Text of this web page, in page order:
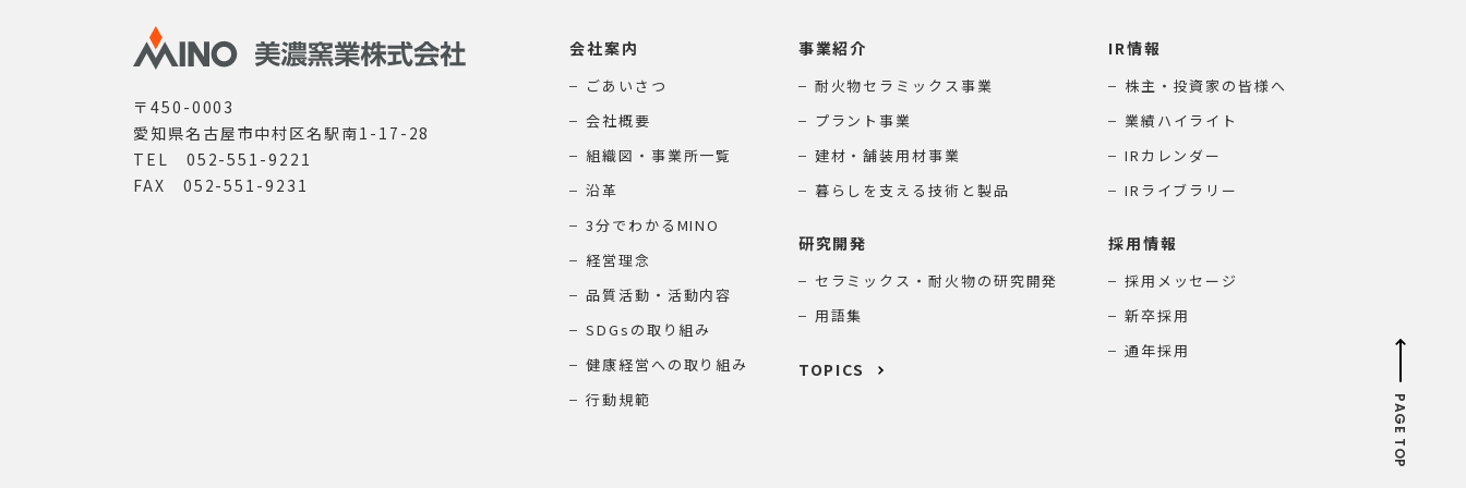
PAGE TOP
〒450-0003
愛知県名古屋市中村区名駅南1-17-28
TEL 052-551-9221
FAX 052-551-9231
会社案内
ごあいさつ
会社概要
組織図・事業所一覧
沿革
3分でわかるMINO
経営理念
品質活動・活動内容
SDGsの取り組み
健康経営への取り組み
行動規範
事業紹介
耐火物セラミックス事業
プラント事業
建材・舗装用材事業
暮らしを支える技術と製品
研究開発
セラミックス・耐火物の研究開発
用語集
TOPICS
IR情報
株主・投資家の皆様へ
業績ハイライト
IRカレンダー
IRライブラリー
採用情報
採用メッセージ
新卒採用
通年採用